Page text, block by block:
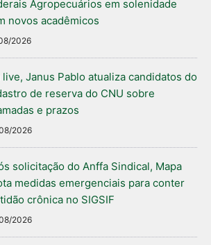
Agropecuários em solenidade
novos acadêmicos
2026
live, Janus Pablo atualiza candidatos do
de reserva do CNU sobre
e prazos
2026
solicitação do Anffa Sindical, Mapa
medidas emergenciais para conter
crônica no SIGSIF
2026